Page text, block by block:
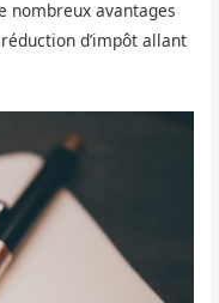
nombreux avantages
d’impôt allant